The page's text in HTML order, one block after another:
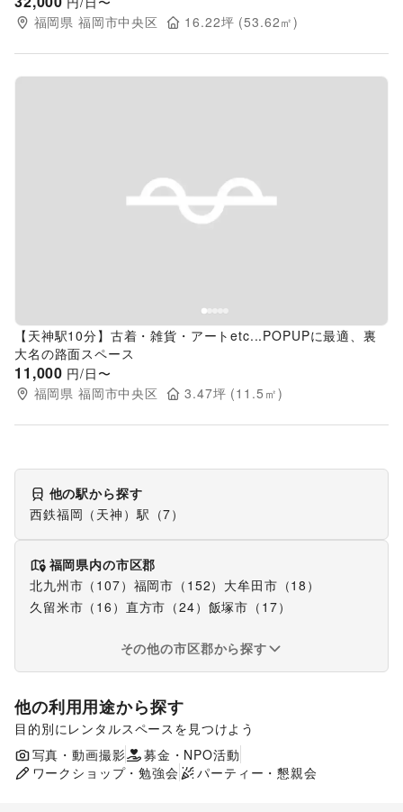
福岡県 福岡市中央区 16.22坪 (53.62㎡)
Previous slide
【天神駅10分】古着・雑貨・アートetc...POPUPに最適、裏
大名の路面スペース
11,000 円/日〜
福岡県 福岡市中央区 3.47坪 (11.5 ㎡)
他の駅から探す
西鉄福岡（天神）駅（7）
福岡県内の市区郡
北九州市（107） 福岡市（152） 大牟田市（18）
久留米市（16） 直方市（24） 飯塚市（17）
その他の市区郡から探す
他の利用用途から探す
目的別にレンタルスペースを見つけよう
ポップアップストア
食品販売
販促イベント 展示会・個展
写真・動画撮影
募金・NPO活動
ワークショップ・勉強会
パーティー・懇親会